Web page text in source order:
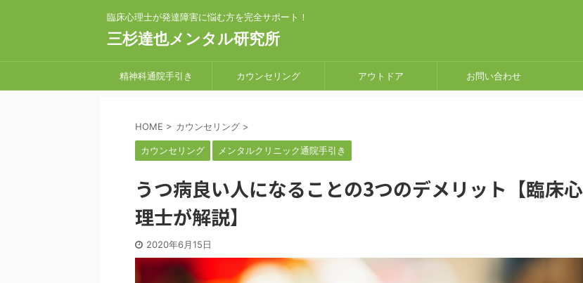
臨床心理士が発達障害に悩む方を完全サポート！
三杉達也メンタル研究所
精神科通院手引き カウンセリング アウトドア お問い合わせ
HOME > カウンセリング >
カウンセリング メンタルクリニック通院手引き
うつ病良い人になることの3つのデメリット【臨床心
理士が解説】
2020年6月15日